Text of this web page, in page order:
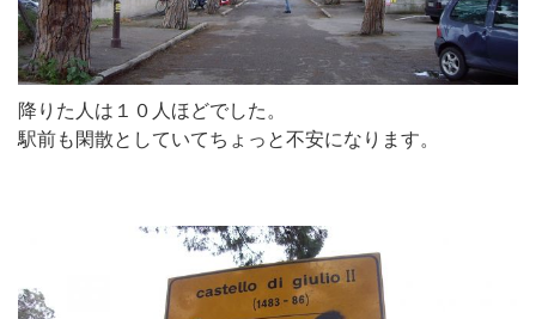
降りた人は１０人ほどでした。
駅前も閑散としていてちょっと不安になります。